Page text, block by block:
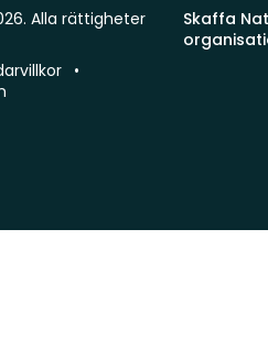
Skaffa
Alla rättigheter